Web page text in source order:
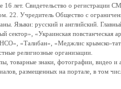
Свидетельство о
22. Учредитель Общество с
Языки: русский и английский.
сектор», «Украинская
«Талибан», «Меджлис крымско-
религиозные организации.
товарные знаки, фотографии,
размещенных на портале, в том